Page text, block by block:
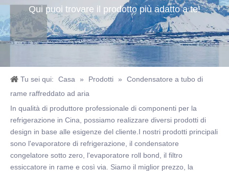
Qui puoi trovare il prodotto più adatto a te!
Tu sei qui: Casa » Prodotti »
Condensatore a tubo di
rame raffreddato ad aria
In qualità di produttore professionale di componenti per la
refrigerazione in Cina, possiamo realizzare diversi prodotti di
design in base alle esigenze del cliente.I nostri prodotti principali
sono l'evaporatore di refrigerazione, il condensatore
congelatore sotto zero, l'evaporatore roll bond, il filtro
essiccatore in rame e così via. Siamo il miglior prezzo, la